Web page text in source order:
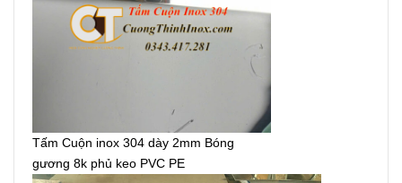
Tấm Cuộn inox 304 dày 2mm Bóng
gương 8k phủ keo PVC PE